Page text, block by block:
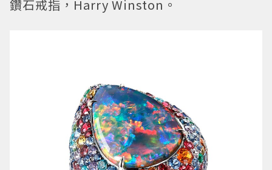
鑽石戒指，Harry Winston。